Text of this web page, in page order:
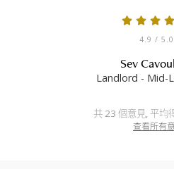
4.9 / 5.0
Sev
Landlord - Mid-
共 23 個意見, 平均
查看所有